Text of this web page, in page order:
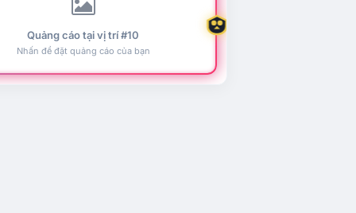
Quảng cáo tại vị trí #10
Nhấn để đặt quảng cáo của bạn